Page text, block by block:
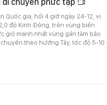
Quốc gia, hồi 4 giờ ngày 24-12, vị
độ Kinh Đông, trên vùng biển
gió mạnh nhất vùng gần tâm bão
theo hướng Tây, tốc độ 5-10